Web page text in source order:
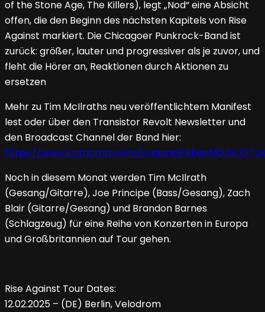
of the Stone Age, The Killers), legt „Nod“ eine Absicht
offen, die den Beginn des nächsten Kapitels von Rise
Against markiert. Die Chicagoer Punkrock-Band ist
zurück: größer, lauter und progressiver als je zuvor, und
fleht die Hörer an, Reaktionen durch Aktionen zu
ersetzen
Mehr zu Tim McIlraths neu veröffentlichtem Manifest
lest oder über den Transistor Revolt Newsletter und
den Broadcast Channel der Band hier:
https://www.instagram.com/channel/
Noch in diesem Monat werden Tim McIlrath
(Gesang/Gitarre), Joe Principe (Bass/Gesang), Zach
Blair (Gitarre/Gesang) und Brandon Barnes
(Schlagzeug) für eine Reihe von Konzerten in Europa
und Großbritannien auf Tour gehen.
Rise Against Tour Dates:
12.02.2025 – (DE) Berlin, Velodrom